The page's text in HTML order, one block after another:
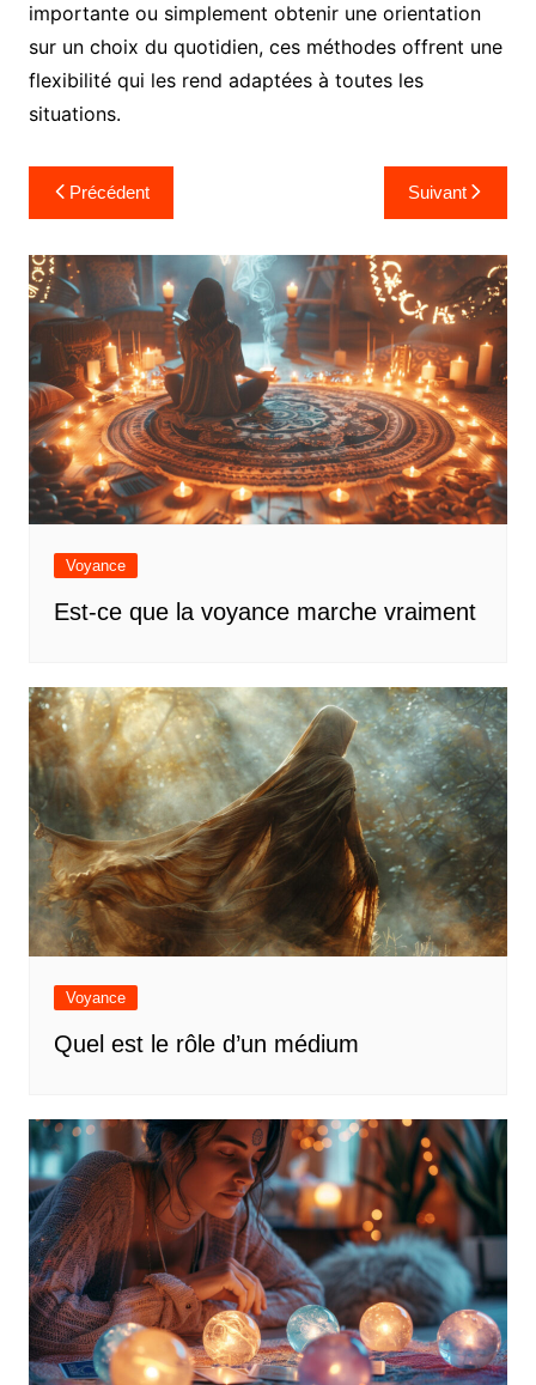
importante ou simplement obtenir une orientation
sur un choix du quotidien, ces méthodes offrent une
flexibilité qui les rend adaptées à toutes les
situations.
Navigation
de
l’article
Précédent Suivant
Voyance
Est-ce que la voyance marche vraiment
Voyance
Quel est le rôle d’un médium